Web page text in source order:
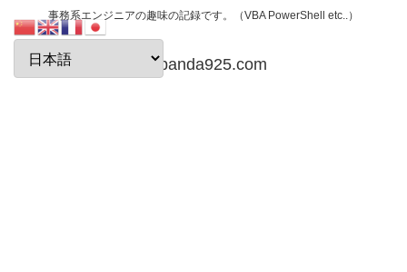
事務系エンジニアの趣味の記録です。（VBA PowerShell etc..）
papanda925.com